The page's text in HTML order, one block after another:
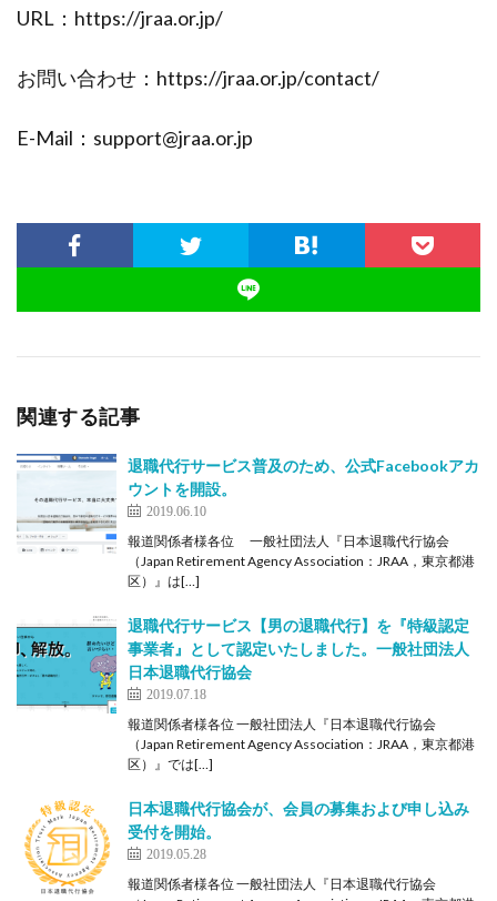
URL：https://jraa.or.jp/
お問い合わせ：https://jraa.or.jp/contact/
E-Mail：support@jraa.or.jp
関連する記事
退職代行サービス普及のため、公式Facebookアカ
ウントを開設。
2019.06.10
報道関係者様各位 一般社団法人『日本退職代行協会
（Japan Retirement Agency Association：JRAA，東京都港
区）』は[…]
退職代行サービス【男の退職代行】を『特級認定
事業者』として認定いたしました。一般社団法人
日本退職代行協会
2019.07.18
報道関係者様各位 一般社団法人『日本退職代行協会
（Japan Retirement Agency Association：JRAA，東京都港
区）』では[…]
日本退職代行協会が、会員の募集および申し込み
受付を開始。
2019.05.28
報道関係者様各位 一般社団法人『日本退職代行協会